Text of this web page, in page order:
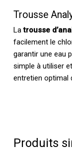
Trousse
Latrousse
facilement le
garantir une eau
simple à utiliser
entretien optimal
Produits